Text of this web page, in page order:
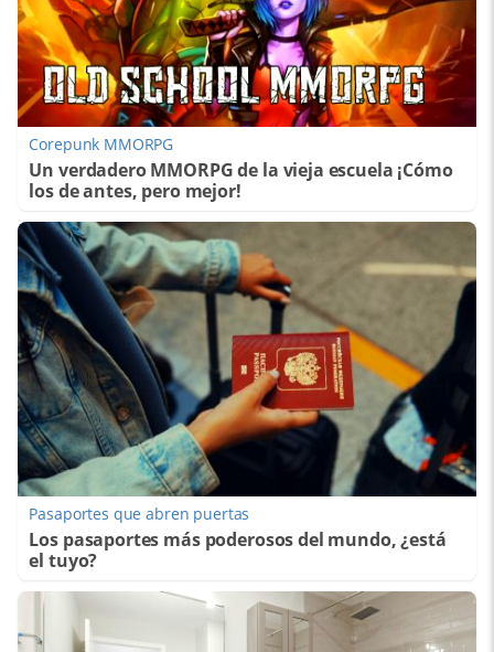
Corepunk MMORPG
Un verdadero MMORPG de la vieja escuela ¡Cómo
los de antes, pero mejor!
Pasaportes que abren puertas
Los pasaportes más poderosos del mundo, ¿está
el tuyo?